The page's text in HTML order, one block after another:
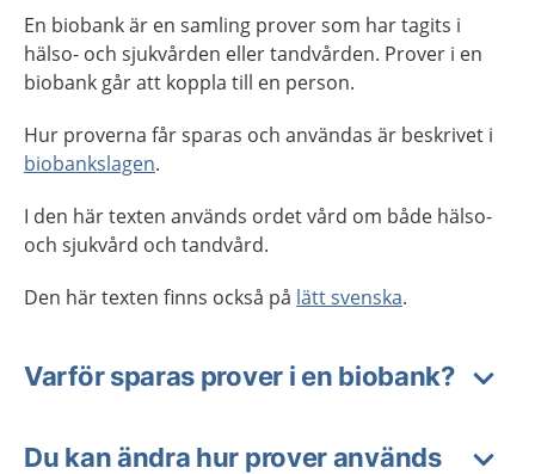
En biobank är en samling prover som har tagits i
hälso- och sjukvården eller tandvården. Prover i en
biobank går att koppla till en person.
Hur proverna får sparas och användas är beskrivet i
biobankslagen.
I den här texten används ordet vård om både hälso-
och sjukvård och tandvård.
Den här texten finns också på lätt svenska.
Varför sparas prover i en biobank?
Du kan ändra hur prover används